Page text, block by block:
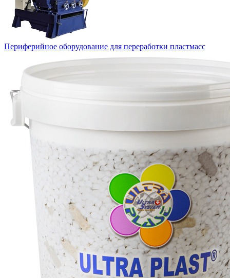
Периферийное оборудование для переработки пластмасс